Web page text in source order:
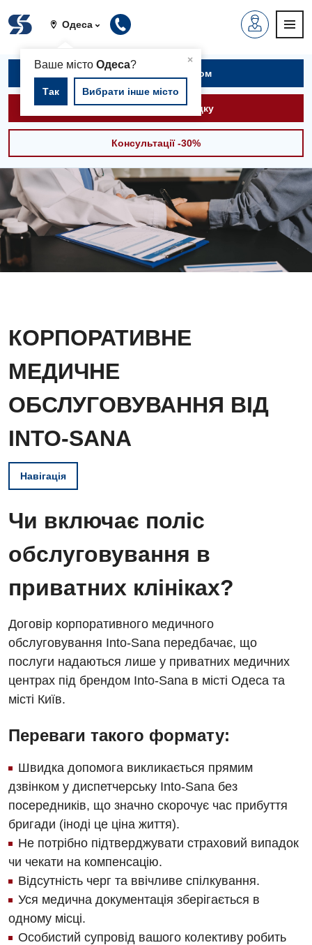
Одеса
×
Ваше містоОдеса?
Так Вибрати інше місто
Записатися на прийом
Викликати швидку
Консультації -30%
КОРПОРАТИВНЕ
МЕДИЧНЕ
ОБСЛУГОВУВАННЯ ВІД
INTO-SANA
Навігація
Чи включає поліс
обслуговування в
приватних клініках?
Договір корпоративного медичного
обслуговування Into-Sana передбачає, що
послуги надаються лише у приватних медичних
центрах під брендом Into-Sana в місті Одеса та
місті Київ.
Переваги такого формату:
Швидка допомога викликається прямим
дзвінком у диспетчерську Into-Sana без
посередників, що значно скорочує час прибуття
бригади (іноді це ціна життя).
Не потрібно підтверджувати страховий випадок
чи чекати на компенсацію.
Відсутність черг та ввічливе спілкування.
Уся медична документація зберігається в
одному місці.
Особистий супровід вашого колективу робить